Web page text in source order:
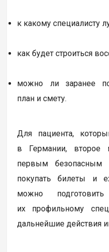
к какому специалисту
как будет строиться
можно ли заранее
план и смету.
Для пациента,
в Германии, второе
первым
покупать билеты и
можно
их профильному
дальнейшие действия